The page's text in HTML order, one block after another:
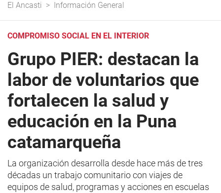
El Ancasti > Información General
COMPROMISO SOCIAL EN EL INTERIOR
Grupo PIER: destacan la
labor de voluntarios que
fortalecen la salud y
educación en la Puna
catamarqueña
La organización desarrolla desde hace más de tres
décadas un trabajo comunitario con viajes de
equipos de salud, programas y acciones en escuelas